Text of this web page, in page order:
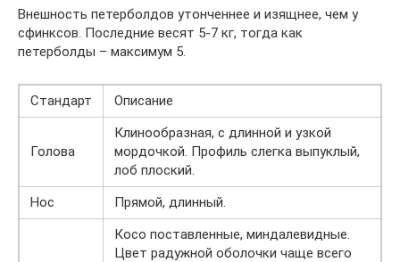
Внешность петерболдов утонченнее и изящнее, чем у
сфинксов. Последние весят 5-7 кг, тогда как
петерболды – максимум 5.
Стандарт Описание
Голова
Клинообразная, с длинной и узкой
мордочкой. Профиль слегка выпуклый,
лоб плоский.
Нос
Прямой, длинный.
Косо поставленные, миндалевидные.
Цвет радужной оболочки чаще всего